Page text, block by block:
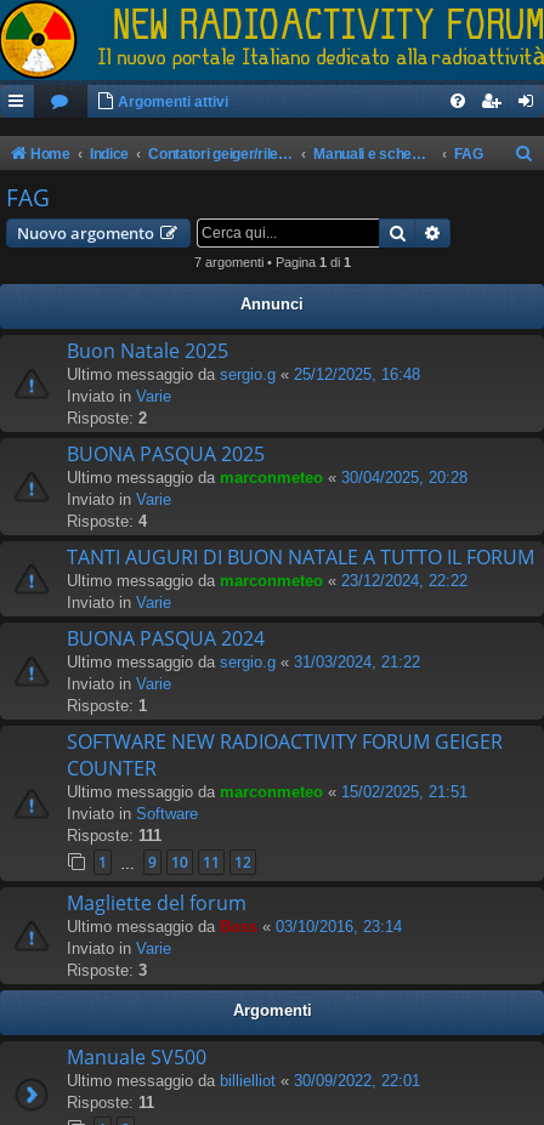
Argomenti attivi
Home Indice Contatori geiger/rilevatori di radioattività Manuali e schemi apparati FAG
FAG
Nuovo argomento Cerca
7 argomenti • Pagina 1 di 1
Annunci
Buon Natale 2025
Ultimo messaggio da sergio.g « 25/12/2025, 16:48
Inviato in Varie
Risposte: 2
BUONA PASQUA 2025
Ultimo messaggio da marconmeteo « 30/04/2025, 20:28
Inviato in Varie
Risposte: 4
TANTI AUGURI DI BUON NATALE A TUTTO IL FORUM
Ultimo messaggio da marconmeteo « 23/12/2024, 22:22
Inviato in Varie
BUONA PASQUA 2024
Ultimo messaggio da sergio.g « 31/03/2024, 21:22
Inviato in Varie
Risposte: 1
SOFTWARE NEW RADIOACTIVITY FORUM GEIGER
COUNTER
Ultimo messaggio da marconmeteo « 15/02/2025, 21:51
Inviato in Software
Risposte: 111
1 9 10 11 12
Magliette del forum
Ultimo messaggio da Boss « 03/10/2016, 23:14
Inviato in Varie
Risposte: 3
Argomenti
Manuale SV500
Ultimo messaggio da billielliot « 30/09/2022, 22:01
Risposte: 11